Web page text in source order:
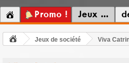
Promo ! Jeux ...
Jeux de société Viva